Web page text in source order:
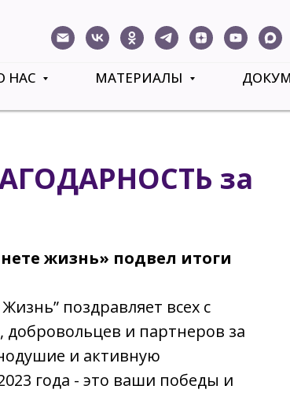
НАС МАТЕРИАЛЫ
за
жизнь» подвел итоги
поздравляет всех с
и партнеров за
и активную
года - это ваши победы и